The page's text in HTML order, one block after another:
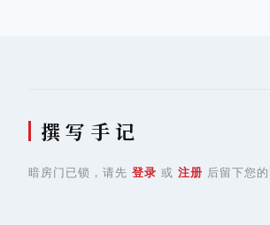
撰 写 手 记
暗房门已锁，请先 登录 或 注册 后留下您的